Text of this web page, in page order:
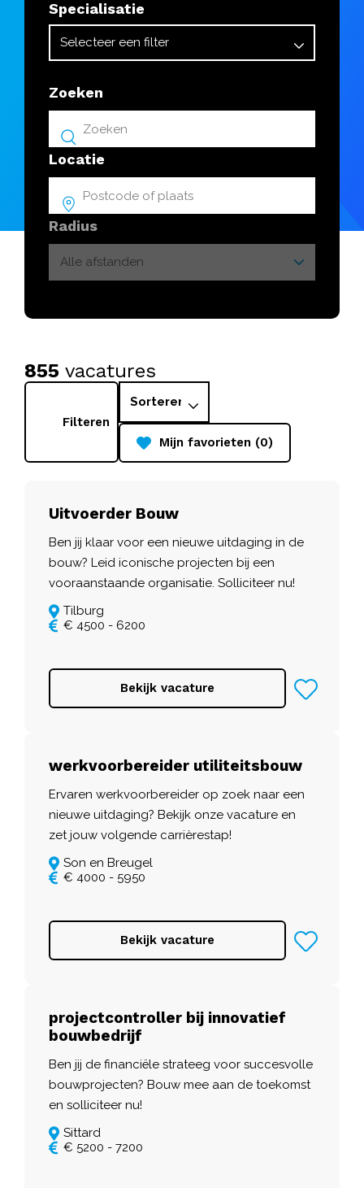
Specialisatie
Zoeken
Locatie
Radius
855 vacatures
Filteren
Mijn favorieten (0)
Uitvoerder Bouw
Ben jij klaar voor een nieuwe uitdaging in de
bouw? Leid iconische projecten bij een
vooraanstaande organisatie. Solliciteer nu!
Tilburg
€ 4500 - 6200
Bekijk vacature
werkvoorbereider utiliteitsbouw
Ervaren werkvoorbereider op zoek naar een
nieuwe uitdaging? Bekijk onze vacature en
zet jouw volgende carrièrestap!
Son en Breugel
€ 4000 - 5950
Bekijk vacature
projectcontroller bij innovatief
bouwbedrijf
Ben jij de financiële strateeg voor succesvolle
bouwprojecten? Bouw mee aan de toekomst
en solliciteer nu!
Sittard
€ 5200 - 7200